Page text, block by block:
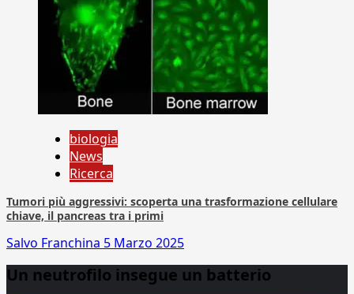
biologia
News
Ricerca
Tumori più aggressivi: scoperta una trasformazione cellulare
chiave, il pancreas tra i primi
Salvo Franchina 5 Marzo 2025
Un neutrofilo insegue un batterio